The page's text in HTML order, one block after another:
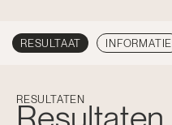
RESULTAAT INFORMATIE
RESULTATEN